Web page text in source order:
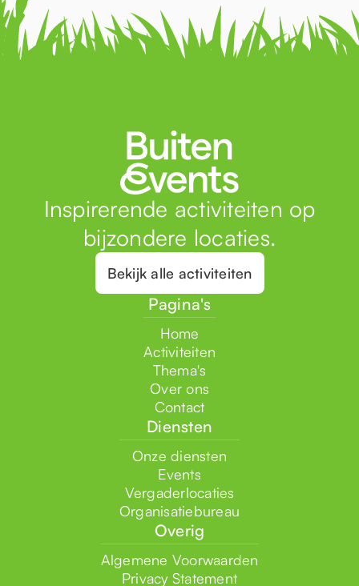
Inspirerende activiteiten op
bijzondere locaties.
Bekijk alle activiteiten
Pagina's
Home
Activiteiten
Thema's
Over ons
Contact
Diensten
Onze diensten
Events
Vergaderlocaties
Organisatiebureau
Overig
Algemene Voorwaarden
Privacy Statement